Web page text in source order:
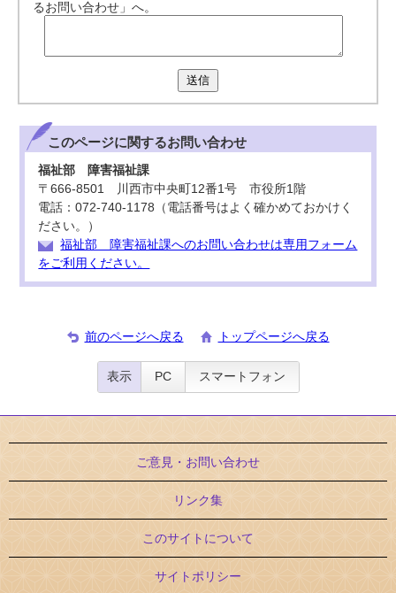
るお問い合わせ」へ。
送信
このページに関するお問い合わせ
福祉部 障害福祉課
〒666-8501 川西市中央町12番1号 市役所1階
電話：072-740-1178（電話番号はよく確かめておかけく
ださい。）
福祉部 障害福祉課へのお問い合わせは専用フォーム
をご利用ください。
前のページへ戻る トップページへ戻る
表示 PC スマートフォン
ご意見・お問い合わせ
リンク集
このサイトについて
サイトポリシー